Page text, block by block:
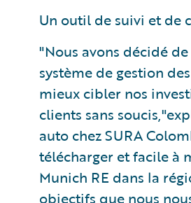
Un outil de suivi et de
"Nous avons décidé
système de gestion
mieux cibler nos
clients sans
auto chez SURA
télécharger et facile à
Munich RE dans la
objectifs que nous